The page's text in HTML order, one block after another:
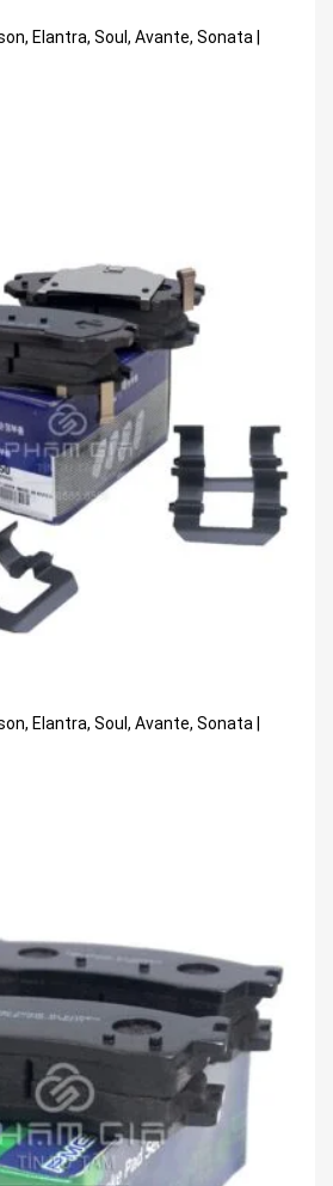
Elantra, Soul, Avante, Sonata |
Elantra, Soul, Avante, Sonata |